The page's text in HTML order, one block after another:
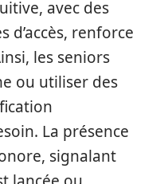
avec des
d’accès, renforce
les seniors
ou utiliser des
La présence
signalant